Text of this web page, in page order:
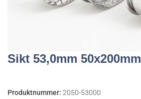
Sikt 53,0mm 50x200mm
Produktnummer: 2050-53000